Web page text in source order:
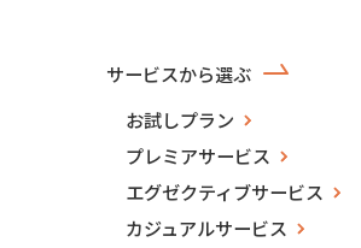
サービスから選ぶ
お試しプラン
プレミアサービス
エグゼクティブサービス
カジュアルサービス